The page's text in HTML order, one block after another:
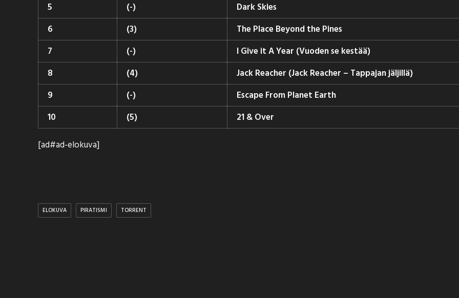
5
(-)
Dark Skies
6
(3)
The Place Beyond the Pines
7
(-)
I Give it A Year (Vuoden se kestää)
8
(4)
Jack Reacher (Jack Reacher – Tappajan jäljillä)
9
(-)
Escape From Planet Earth
10
(5)
21 & Over
[ad#ad-elokuva]
ELOKUVA PIRATISMI TORRENT